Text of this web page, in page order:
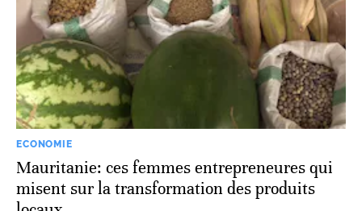
ECONOMIE
Mauritanie: ces femmes entrepreneures qui
misent sur la transformation des produits